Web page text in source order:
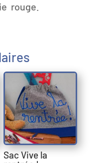
rouge.
Sac Vive la